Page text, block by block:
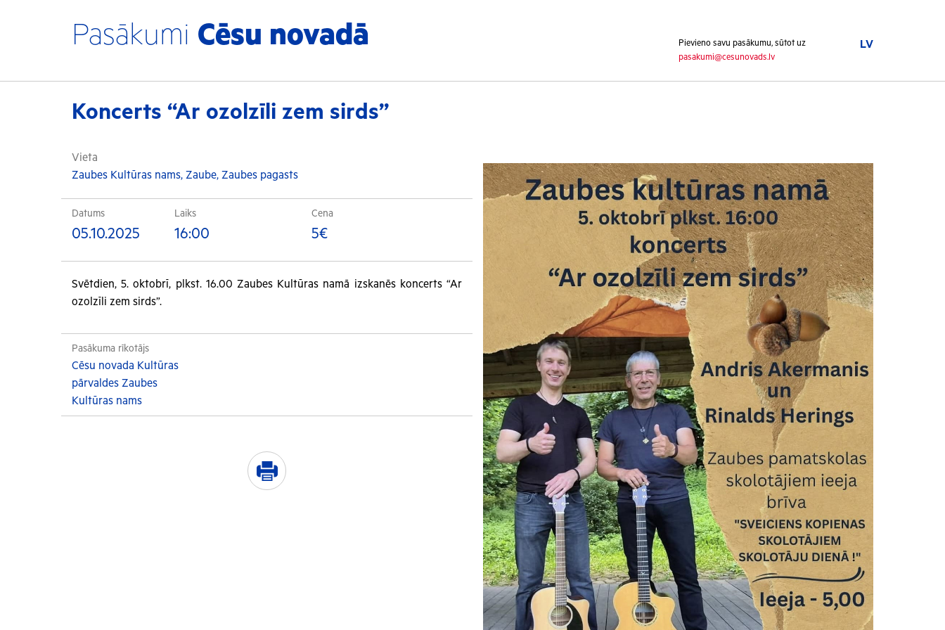
Pasākumi Cēsu novadā LV
Pievieno savu pasākumu, sūtot uz
pasakumi@cesunovads.lv
Koncerts “Ar ozolzīli zem sirds”
Vieta
Zaubes Kultūras nams, Zaube, Zaubes pagasts
Datums
05.10.2025
Laiks
16:00
Cena
5€
Svētdien, 5. oktobrī, plkst. 16.00 Zaubes Kultūras namā izskanēs koncerts “Ar
ozolzīli zem sirds”.
Pasākuma rīkotājs
Cēsu novada Kultūras
pārvaldes Zaubes
Kultūras nams